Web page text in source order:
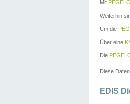
Mit
Weiterhin
Um die
Über eine
Die
Diese
EDIS